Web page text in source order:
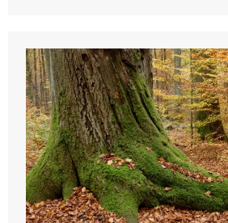
LBV
und
NABU
gratulieren